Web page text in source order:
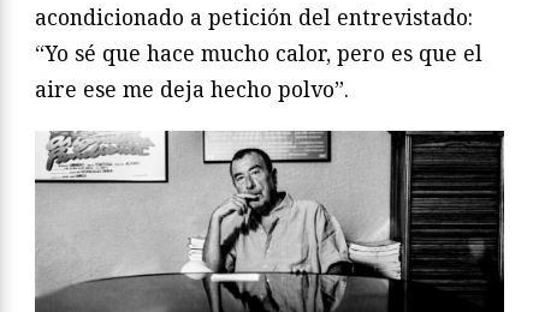
acondicionado a petición del entrevistado:
“Yo sé que hace mucho calor, pero es que el
aire ese me deja hecho polvo”.